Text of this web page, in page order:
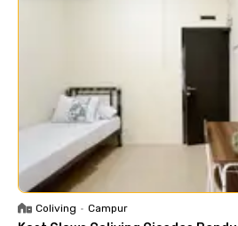
Coliving • Campur